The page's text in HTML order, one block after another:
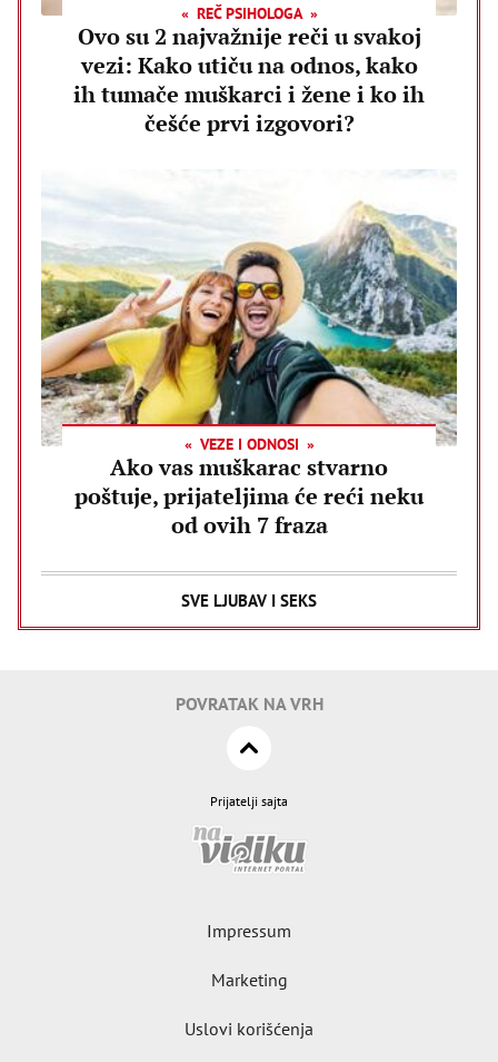
REČ PSIHOLOGA
Ovo su 2 najvažnije reči u svakoj
vezi: Kako utiču na odnos, kako
ih tumače muškarci i žene i ko ih
češće prvi izgovori?
VEZE I ODNOSI
Ako vas muškarac stvarno
poštuje, prijateljima će reći neku
od ovih 7 fraza
SVE LJUBAV I SEKS
POVRATAK NA VRH
Prijatelji sajta
Impressum
Marketing
Uslovi korišćenja